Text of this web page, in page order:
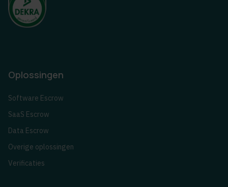
Oplossingen
Software Escrow
SaaS Escrow
Data Escrow
Overige oplossingen
Verificaties